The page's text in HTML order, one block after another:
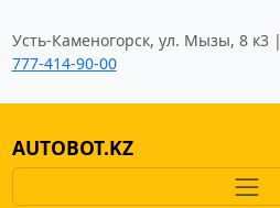
Усть-Каменогорск, ул. Мызы, 8 к3 |
777-414-90-00
AUTOBOT.KZ